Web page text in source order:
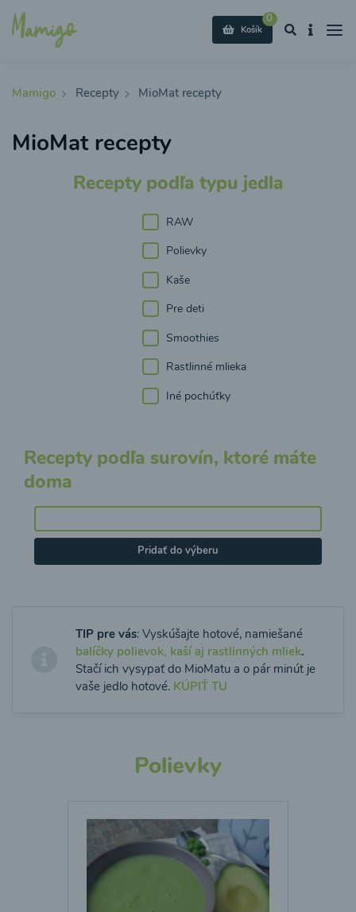
0
Košík
Mamigo Recepty MioMat recepty
MioMat recepty
Recepty podľa typu jedla
RAW
Polievky
Kaše
Pre deti
Smoothies
Rastlinné mlieka
Iné pochúťky
Recepty podľa surovín, ktoré máte
doma
Pridať do výberu
TIP pre vás: Vyskúšajte hotové, namiešané
balíčky polievok, kaší aj rastlinných mliek.
Stačí ich vysypať do MioMatu a o pár minút je
vaše jedlo hotové. KÚPIŤ TU
Polievky